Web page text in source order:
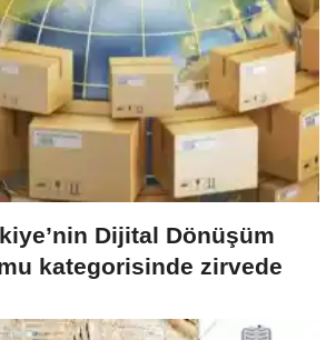
Dijital Dönüşüm
kategorisinde zirvede